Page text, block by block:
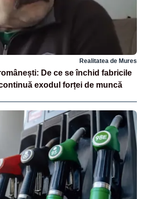
Realitatea de Mures
De ce se închid fabricile
exodul forței de muncă